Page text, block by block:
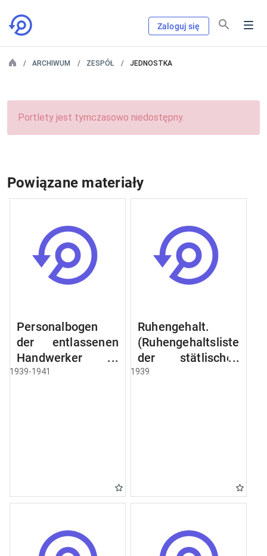
Zaloguj się
ARCHIWUM ZESPÓŁ JEDNOSTKA
Portlety jest tymczasowo niedostępny.
Powiązane materiały
Personalbogen
der entlassenen
Handwerker u.
Arbeiter des
1939-1941
Ruhengehalt.
(Ruhengehaltsliste
der stätlischen
Beamten u.
Raczyński! Schen
Bibliothek).
1939